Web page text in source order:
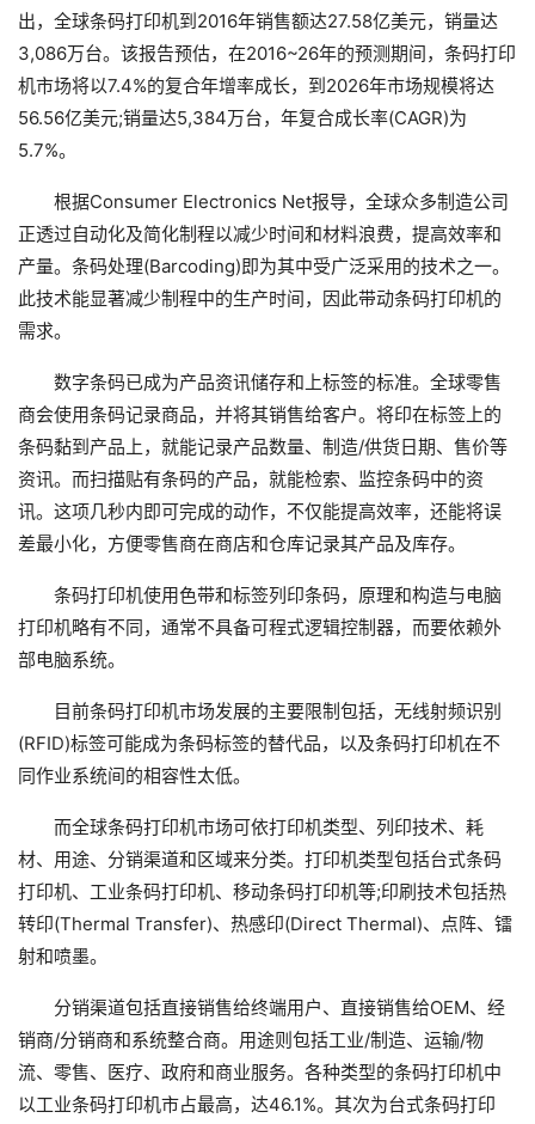
出，全球条码打印机到2016年销售额达27.58亿美元，销量达
3,086万台。该报告预估，在2016~26年的预测期间，条码打印
机市场将以7.4%的复合年增率成长，到2026年市场规模将达
56.56亿美元;销量达5,384万台，年复合成长率(CAGR)为
5.7%。
根据Consumer Electronics Net报导，全球众多制造公司
正透过自动化及简化制程以减少时间和材料浪费，提高效率和
产量。条码处理(Barcoding)即为其中受广泛采用的技术之一。
此技术能显著减少制程中的生产时间，因此带动条码打印机的
需求。
数字条码已成为产品资讯储存和上标签的标准。全球零售
商会使用条码记录商品，并将其销售给客户。将印在标签上的
条码黏到产品上，就能记录产品数量、制造/供货日期、售价等
资讯。而扫描贴有条码的产品，就能检索、监控条码中的资
讯。这项几秒内即可完成的动作，不仅能提高效率，还能将误
差最小化，方便零售商在商店和仓库记录其产品及库存。
条码打印机使用色带和标签列印条码，原理和构造与电脑
打印机略有不同，通常不具备可程式逻辑控制器，而要依赖外
部电脑系统。
目前条码打印机市场发展的主要限制包括，无线射频识别
(RFID)标签可能成为条码标签的替代品，以及条码打印机在不
同作业系统间的相容性太低。
而全球条码打印机市场可依打印机类型、列印技术、耗
材、用途、分销渠道和区域来分类。打印机类型包括台式条码
打印机、工业条码打印机、移动条码打印机等;印刷技术包括热
转印(Thermal Transfer)、热感印(Direct Thermal)、点阵、镭
射和喷墨。
分销渠道包括直接销售给终端用户、直接销售给OEM、经
销商/分销商和系统整合商。用途则包括工业/制造、运输/物
流、零售、医疗、政府和商业服务。各种类型的条码打印机中
以工业条码打印机市占最高，达46.1%。其次为台式条码打印